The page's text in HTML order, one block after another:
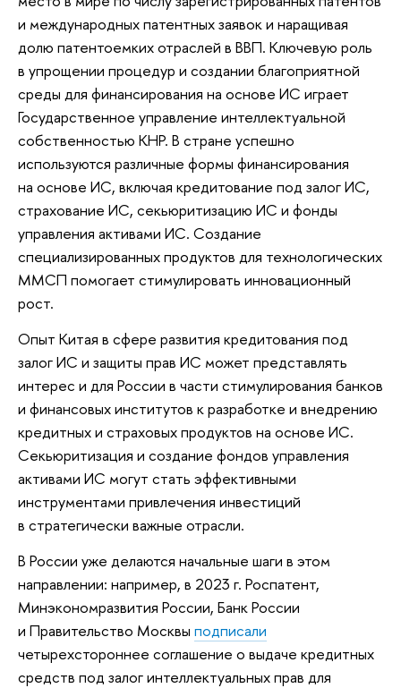
и международных патентных заявок и наращивая
долю патентоемких отраслей в ВВП. Ключевую роль
в упрощении процедур и создании благоприятной
среды для финансирования на основе ИС играет
Государственное управление интеллектуальной
собственностью КНР. В стране успешно
используются различные формы финансирования
на основе ИС, включая кредитование под залог ИС,
страхование ИС, секьюритизацию ИС и фонды
управления активами ИС. Создание
специализированных продуктов для технологических
ММСП помогает стимулировать инновационный
рост.
Опыт Китая в сфере развития кредитования под
залог ИС и защиты прав ИС может представлять
интерес и для России в части стимулирования банков
и финансовых институтов к разработке и внедрению
кредитных и страховых продуктов на основе ИС.
Секьюритизация и создание фондов управления
активами ИС могут стать эффективными
инструментами привлечения инвестиций
в стратегически важные отрасли.
В России уже делаются начальные шаги в этом
направлении: например, в 2023 г. Роспатент,
Минэкономразвития России, Банк России
и Правительство Москвы подписали
четырехстороннее соглашение о выдаче кредитных
средств под залог интеллектуальных прав для